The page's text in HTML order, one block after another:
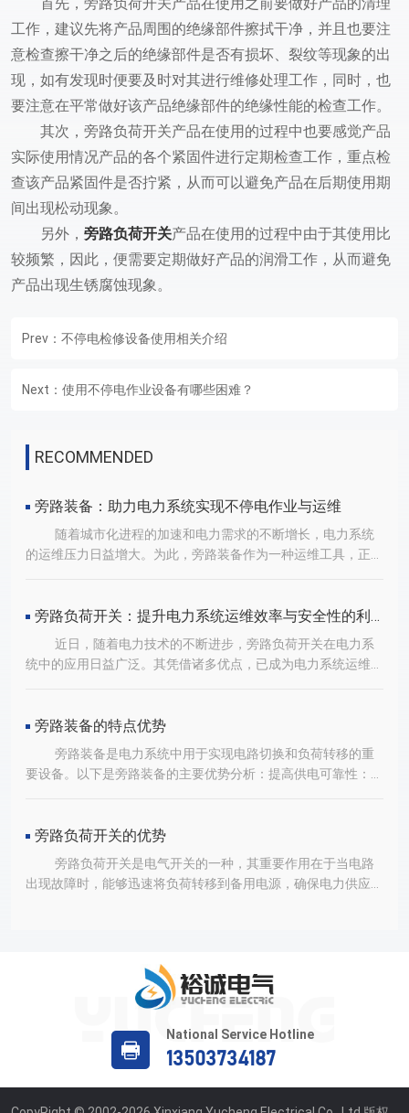
工作，建议先将产品周围的绝缘部件擦拭干净，并且也要注
意检查擦干净之后的绝缘部件是否有损坏、裂纹等现象的出
现，如有发现时便要及时对其进行维修处理工作，同时，也
要注意在平常做好该产品绝缘部件的绝缘性能的检查工作。
其次，旁路负荷开关产品在使用的过程中也要感觉产品
实际使用情况产品的各个紧固件进行定期检查工作，重点检
查该产品紧固件是否拧紧，从而可以避免产品在后期使用期
间出现松动现象。
另外， 旁路负荷开关产品在使用的过程中由于其使用比
较频繁，因此，便需要定期做好产品的润滑工作，从而避免
产品出现生锈腐蚀现象。
Prev： 不停电检修设备使用相关介绍
Next： 使用不停电作业设备有哪些困难？
RECOMMENDED
旁路装备：助力电力系统实现不停电作业与运维
随着城市化进程的加速和电力需求的不断增长，电力系统
的运维压力日益增大。为此，旁路装备作为一种运维工具，正在
修时，传统方法往往需要大面积停电，对周边用户造成不便。而
旁路装备则可以通过积木组合方式，快速搭建出不同的配电单
元，实现临时供电，从而缩小停电范围，降低对用户的影响。此
外，旁路装备还具备出色的绝缘和灭弧性能。在带电作业过程
确保了作业过程中的安全性和可靠性。综上所述，旁路负荷开关
和旁路装备在电力系统中发挥着重要作用。它们的引入和应用，
不仅提高了电力系统的运维效率，也确保了电力系统的安全、稳
定运行。
旁路负荷开关：提升电力系统运维效率与安全性的利器
近日，随着电力技术的不断进步，旁路负荷开关在电力系
统中的应用日益广泛。其凭借诸多优点，已成为电力系统运维不
系统中，当需要对某一设备进行检修或更换时，传统方法往往需
要停电进行。而旁路负荷开关的引入，则可以实现带电作业，大
大提高了运维效率。此外，旁路负荷开关还具备气压显示功能和
气压泄露报警功能，具有压力显示和失压闭锁装置。这一特点确
而导致的故障。同时，开关还具备开合次数计数功能，方便运维
人员实时掌握开关的使用情况，及时进行维护和更换。旁路负荷
开关还配备了闭锁及解锁装置，有效防止了施工运行时的误操
作。这一设计不仅提高了运维人员的安全性，也确保了电力系统
旁路装备的特点优势
旁路装备是电力系统中用于实现电路切换和负荷转移的重
要设备。以下是旁路装备的主要优势分析：提高供电可靠性：旁
持续供电的工业过程和关键设备等领域尤为重要。增强电网灵活
性：旁路装备能够根据不同的需求进行灵活配置，实现电路的切
换和负荷的转移。这使得电网能够更好地适应各种复杂的应用环
境和变化的需求。降低运维成本：旁路装备易于操作和维护的特
的材料和技术，降低了设备的能耗和排放。同时，旁路装备还能
够实现能源的合理利用和分配，进一步提高了电网的性能。综上
点和优势，在电力系统中发挥着重要作用。它们不仅能够提高供
电可靠性和电网灵活性，还能够降低运维成本和节能环保性能。
旁路负荷开关的优势
旁路负荷开关是电气开关的一种，其重要作用在于当电路
出现故障时，能够迅速将负荷转移到备用电源，确保电力供应的
供电的工业过程和医疗设备等领域尤为重要。增强电网灵活性：
旁路负荷开关的多样性和灵活性使得电网能够根据不同的需求进
行灵活配置。例如，在需要快速切换电源的场景中，可以选择静
旁路负荷开关。这种灵活性使得电网能够更好地适应各种复杂的
应用环境。降低能耗和成本：静态旁路负荷开关具有能耗低、使
用寿命长的特点，能够显著降低电网的能耗和运行成本。同时，
由于其易于维护和更换，也降低了电网的维护成本。综上所述，
National Service Hotline
13503734187